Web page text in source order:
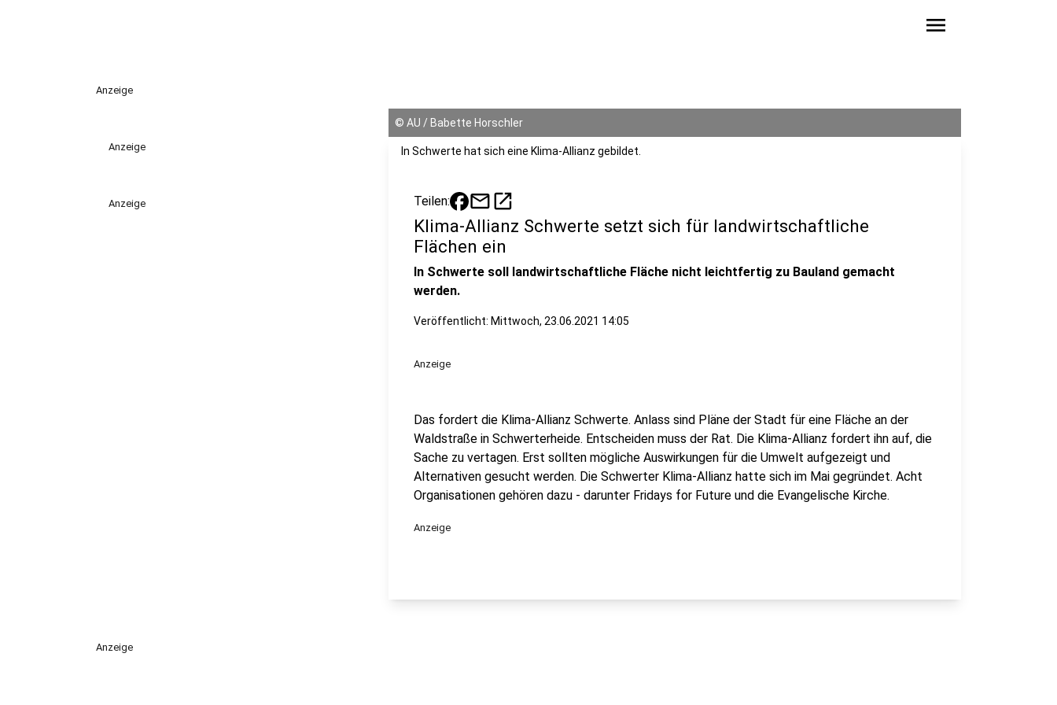
menu
Anzeige
Anzeige
Anzeige
© AU / Babette Horschler
In Schwerte hat sich eine Klima-Allianz gebildet.
Teilen: mailopen_in_new
Klima-Allianz Schwerte setzt sich für landwirtschaftliche
Flächen ein
In Schwerte soll landwirtschaftliche Fläche nicht leichtfertig zu Bauland gemacht
werden.
Veröffentlicht: Mittwoch, 23.06.2021 14:05
Anzeige
Das fordert die Klima-Allianz Schwerte. Anlass sind Pläne der Stadt für eine Fläche an der
Waldstraße in Schwerterheide. Entscheiden muss der Rat. Die Klima-Allianz fordert ihn auf, die
Sache zu vertagen. Erst sollten mögliche Auswirkungen für die Umwelt aufgezeigt und
Alternativen gesucht werden. Die Schwerter Klima-Allianz hatte sich im Mai gegründet. Acht
Organisationen gehören dazu - darunter Fridays for Future und die Evangelische Kirche.
Anzeige
Anzeige